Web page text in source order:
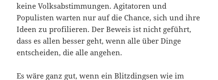
keine Volksabstimmungen. Agitatoren und
Populisten warten nur auf die Chance, sich und ihre
Ideen zu profilieren. Der Beweis ist nicht geführt,
dass es allen besser geht, wenn alle über Dinge
entscheiden, die alle angehen.
Es wäre ganz gut, wenn ein Blitzdingsen wie im